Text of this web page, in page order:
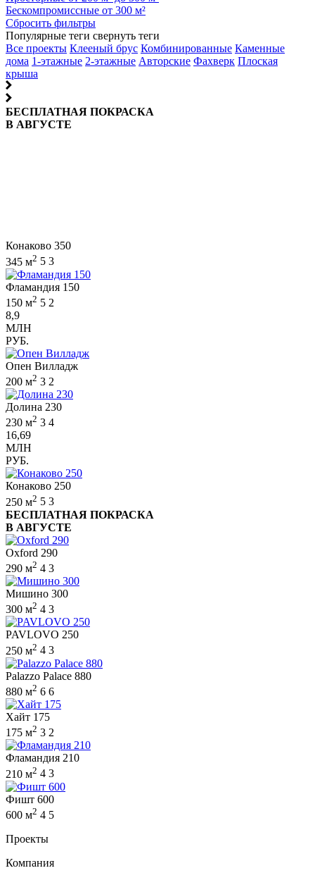
Бескомпромиссные от 300 м²
Сбросить фильтры
Популярные теги свернуть теги
Все проекты Клееный брус Комбинированные Каменные
дома 1-этажные 2-этажные Авторские Фахверк Плоская
крыша
БЕСПЛАТНАЯ ПОКРАСКА
В АВГУСТЕ
Конаково 350
345 м2 5 3
Фламандия 150
150 м2 5 2
8,9
МЛН
РУБ.
Опен Вилладж
200 м2 3 2
Долина 230
230 м2 3 4
16,69
МЛН
РУБ.
Конаково 250
250 м2 5 3
БЕСПЛАТНАЯ ПОКРАСКА
В АВГУСТЕ
Oxford 290
290 м2 4 3
Мишино 300
300 м2 4 3
PAVLOVO 250
250 м2 4 3
Palazzo Palace 880
880 м2 6 6
Хайт 175
175 м2 3 2
Фламандия 210
210 м2 4 3
Фишт 600
600 м2 4 5
Проекты
Компания